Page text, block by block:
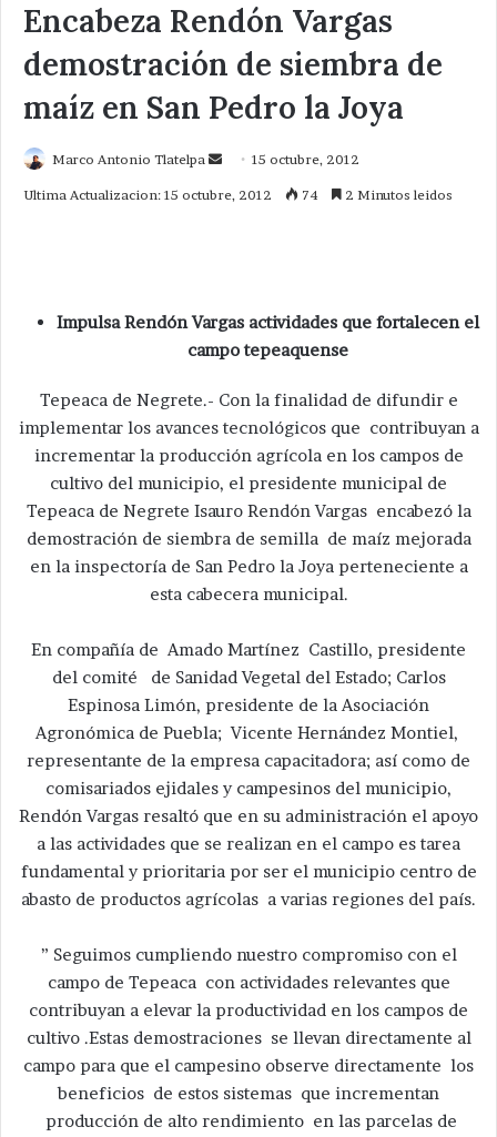
Encabeza Rendón Vargas
demostración de siembra de
maíz en San Pedro la Joya
Marco Antonio Tlatelpa
Send15 octubre, 2012
Ultima Actualizacion: 15 octubre, 2012 74 2 Minutos leidos
Impulsa Rendón Vargas actividades que fortalecen el
campo tepeaquense
Tepeaca de Negrete.- Con la finalidad de difundir e
implementar los avances tecnológicos que contribuyan a
incrementar la producción agrícola en los campos de
cultivo del municipio, el presidente municipal de
Tepeaca de Negrete Isauro Rendón Vargas encabezó la
demostración de siembra de semilla de maíz mejorada
en la inspectoría de San Pedro la Joya perteneciente a
esta cabecera municipal.
En compañía de Amado Martínez Castillo, presidente
del comité de Sanidad Vegetal del Estado; Carlos
Espinosa Limón, presidente de la Asociación
Agronómica de Puebla; Vicente Hernández Montiel,
representante de la empresa capacitadora; así como de
comisariados ejidales y campesinos del municipio,
Rendón Vargas resaltó que en su administración el apoyo
a las actividades que se realizan en el campo es tarea
fundamental y prioritaria por ser el municipio centro de
abasto de productos agrícolas a varias regiones del país.
” Seguimos cumpliendo nuestro compromiso con el
campo de Tepeaca con actividades relevantes que
contribuyan a elevar la productividad en los campos de
cultivo .Estas demostraciones se llevan directamente al
campo para que el campesino observe directamente los
beneficios de estos sistemas que incrementan
producción de alto rendimiento en las parcelas de